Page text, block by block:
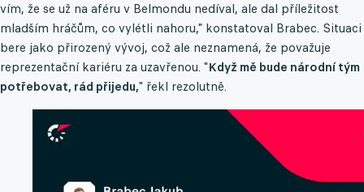
vím, že se už na aféru v Belmondu nedíval, ale dal příležitost
mladším hráčům, co vylétli nahoru," konstatoval Brabec. Situaci
bere jako přirozený vývoj, což ale neznamená, že považuje
reprezentační kariéru za uzavřenou. "Když mě bude národní tým
potřebovat, rád přijedu," řekl rezolutně.